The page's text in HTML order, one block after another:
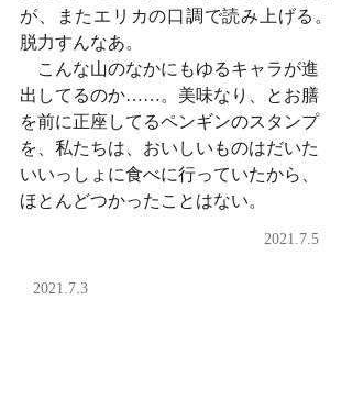
が、またエリカの口調で読み上げる。
脱力すんなあ。
こんな山のなかにもゆるキャラが進
出してるのか……。美味なり、とお膳
を前に正座してるペンギンのスタンプ
を、私たちは、おいしいものはだいた
いいっしょに食べに行っていたから、
ほとんどつかったことはない。
2021.7.5
2021.7.3